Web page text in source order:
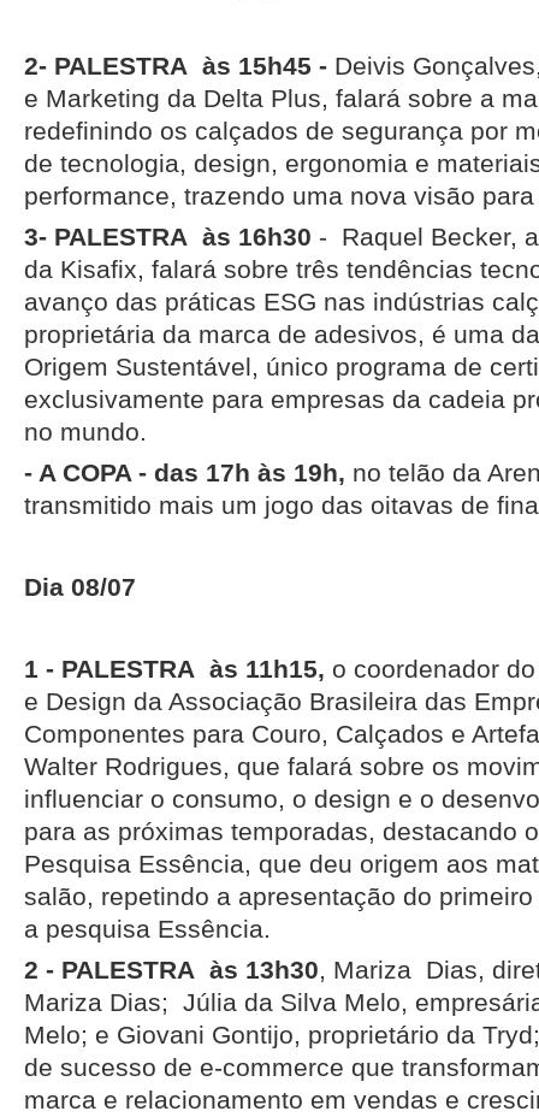
2- PALESTRA às 15h45 - Deivis
e Marketing da Delta Plus, falará sobre a
redefinindo os calçados de segurança por
de tecnologia, design, ergonomia e
performance, trazendo uma nova visão
3- PALESTRA às 16h30 - Raquel Becker,
da Kisafix, falará sobre três tendências
avanço das práticas ESG nas indústrias
proprietária da marca de adesivos, é uma
Origem Sustentável, único programa de
exclusivamente para empresas da cadeia
no mundo.
- A COPA - das 17h às 19h, no telão da
transmitido mais um jogo das oitavas de
Dia 08/07
1 - PALESTRA às 11h15, o coordenador
e Design da Associação Brasileira das
Componentes para Couro, Calçados e
Walter Rodrigues, que falará sobre os
influenciar o consumo, o design e o
para as próximas temporadas, destacando
Pesquisa Essência, que deu origem aos
salão, repetindo a apresentação do
a pesquisa Essência.
2 - PALESTRA às 13h30, Mariza Dias,
Mariza Dias; Júlia da Silva Melo,
Melo; e Giovani Gontijo, proprietário da
de sucesso de e-commerce que
marca e relacionamento em vendas e